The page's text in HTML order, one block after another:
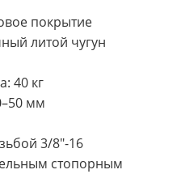
покрытие
литой чугун
40 кг
мм
3/8"-16
стопорным